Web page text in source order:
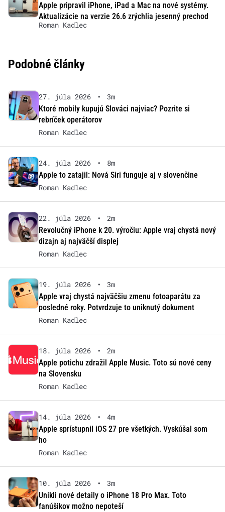
Apple pripravil iPhone, iPad a Mac na nové systémy.
Aktualizácie na verzie 26.6 zrýchlia jesenný prechod
Roman Kadlec
Podobné články
27. júla 2026 •
3m
Ktoré mobily kupujú Slováci najviac? Pozrite si
rebríček operátorov
Roman Kadlec
24. júla 2026 •
8m
Apple to zatajil: Nová Siri funguje aj v slovenčine
Roman Kadlec
22. júla 2026 •
2m
Revolučný iPhone k 20. výročiu: Apple vraj chystá nový
dizajn aj najväčší displej
Roman Kadlec
19. júla 2026 •
3m
Apple vraj chystá najväčšiu zmenu fotoaparátu za
posledné roky. Potvrdzuje to uniknutý dokument
Roman Kadlec
18. júla 2026 •
2m
Apple potichu zdražil Apple Music. Toto sú nové ceny
na Slovensku
Roman Kadlec
14. júla 2026 •
4m
Apple sprístupnil iOS 27 pre všetkých. Vyskúšal som
ho
Roman Kadlec
10. júla 2026 •
3m
Unikli nové detaily o iPhone 18 Pro Max. Toto
fanúšikov možno nepoteší